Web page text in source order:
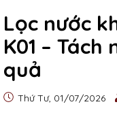
Lọc nước
K01 –
quả
Thứ Tư, 01/07/2026